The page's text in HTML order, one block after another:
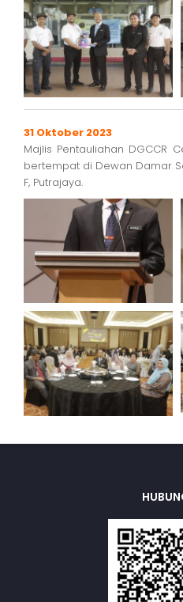
31 Oktober 2023
Majlis Pentauliahan DGCCR
bertempat di Dewan Damar
F, Putrajaya.